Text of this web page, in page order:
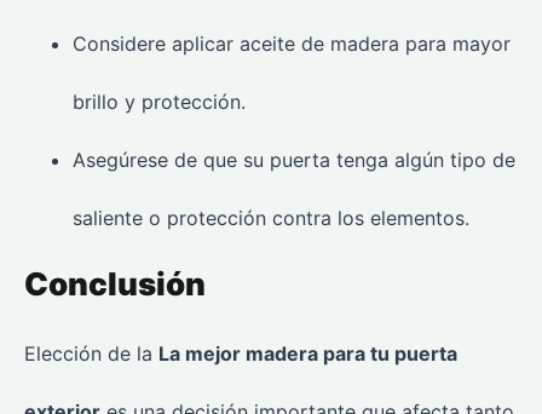
Considere aplicar aceite de madera para mayor
brillo y protección.
Asegúrese de que su puerta tenga algún tipo de
saliente o protección contra los elementos.
Conclusión
Elección de la La mejor madera para tu puerta